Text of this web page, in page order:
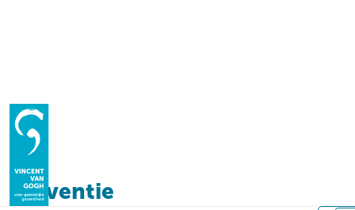
Homepage
Preventie